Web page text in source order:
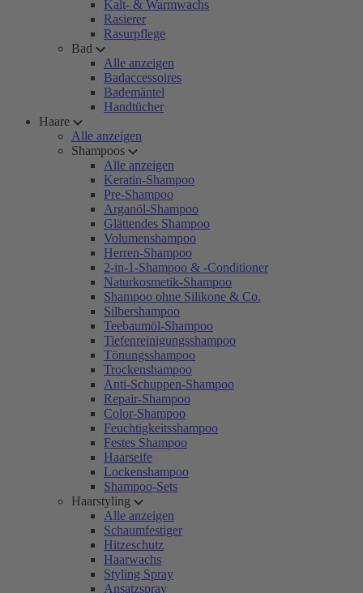
Kalt- & Warmwachs
Rasierer
Rasurpflege
Bad
Alle anzeigen
Badaccessoires
Bademäntel
Handtücher
Haare
Alle anzeigen
Shampoos
Alle anzeigen
Keratin-Shampoo
Pre-Shampoo
Arganöl-Shampoo
Glättendes Shampoo
Volumenshampoo
Herren-Shampoo
2-in-1-Shampoo & -Conditioner
Naturkosmetik-Shampoo
Shampoo ohne Silikone & Co.
Silbershampoo
Teebaumöl-Shampoo
Tiefenreinigungsshampoo
Tönungsshampoo
Trockenshampoo
Anti-Schuppen-Shampoo
Repair-Shampoo
Color-Shampoo
Feuchtigkeitsshampoo
Festes Shampoo
Haarseife
Lockenshampoo
Shampoo-Sets
Haarstyling
Alle anzeigen
Schaumfestiger
Hitzeschutz
Haarwachs
Styling Spray
Ansatzspray